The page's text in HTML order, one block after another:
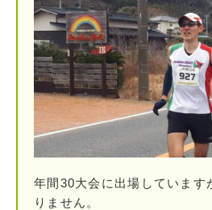
年間30大会に出場しています
りません。